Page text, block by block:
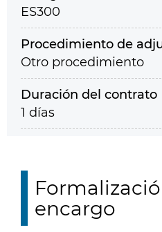
ES300
Procedimiento de
Otro procedimiento
Duración del contrato
1 días
encargo